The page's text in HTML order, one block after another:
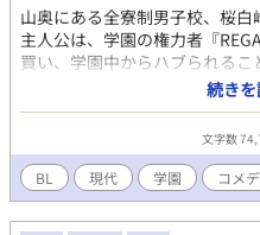
山奥にある全寮制男子校、桜
主人公は、学園の権力者『
買い、学園中からハブられる
ば問題ないと気にせず過ごし
きたことで、彼の日常は波乱
友となった時雨が学園の人気
つ、主人公は巻き込まれて恋
な恋愛フラグを避けようと奮闘
続き
文字数
BL 現代 学園 コメ